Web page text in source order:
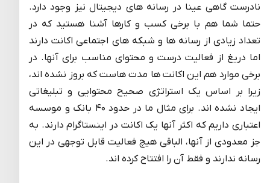
نادرست گاهی عینا در رسانه های دیجیتال نیز وجود دارد.
حتما شما هم با برخی کسب و کارها آشنا هستید که در
تعداد زیادی از رسانه ها و شبکه های اجتماعی اکانت دارند
اما دریغ از فعالیت درست و محتوای مناسب برای آنها. در
برخی موارد هم این اکانت ها مدت هاست که بروز نشده اند،
زیرا بر اساس یک استراتژی صحیح محتوایی و تبلیغاتی
ایجاد نشده اند. برای مثال ما در حدود ۴۰ بانک و موسسه
اعتباری داریم که اکثر آنها یک اکانت در اینستاگرام دارند. به
جز معدودی از آنها، الباقی هیچ فعالیت قابل توجهی در این
رسانه ندارند و فقط آن را افتتاح کرده اند.